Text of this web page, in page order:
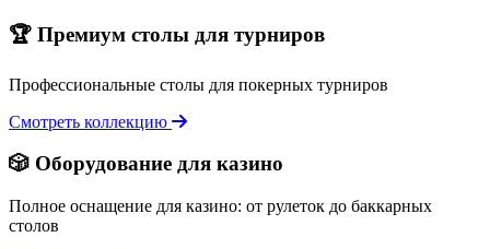
🏆 Премиум столы для турниров
Профессиональные столы для покерных турниров
Смотреть коллекцию
🎲 Оборудование для казино
Полное оснащение для казино: от рулеток до баккарных
столов